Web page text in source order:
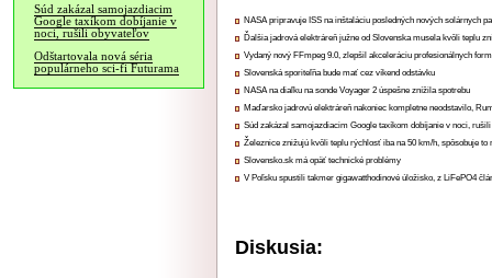
Súd zakázal samojazdiacim
Google taxíkom dobíjanie v
noci, rušili obyvateľov
Odštartovala nová séria
populárneho sci-fi Futurama
NASA pripravuje ISS na inštaláciu posledných nových solárnych
Ďalšia jadrová elektráreň južne od Slovenska musela kvôli teplu
Vydaný nový FFmpeg 9.0, zlepšil akceleráciu profesionálnych
Slovenská sporiteľňa bude mať cez víkend odstávku
NASA na diaľku na sonde Voyager 2 úspešne znížila spotrebu
Maďarsko jadrovú elektráreň nakoniec kompletne neodstavilo,
Súd zakázal samojazdiacim Google taxíkom dobíjanie v noci,
Železnice znižujú kvôli teplu rýchlosť iba na 50 km/h, spôsobuje to
Slovensko.sk má opäť technické problémy
V Poľsku spustili takmer gigawatthodinové úložisko, z LiFePO4
Diskusia: